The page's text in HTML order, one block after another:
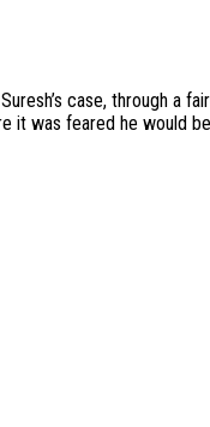
case, through a
it was feared he would